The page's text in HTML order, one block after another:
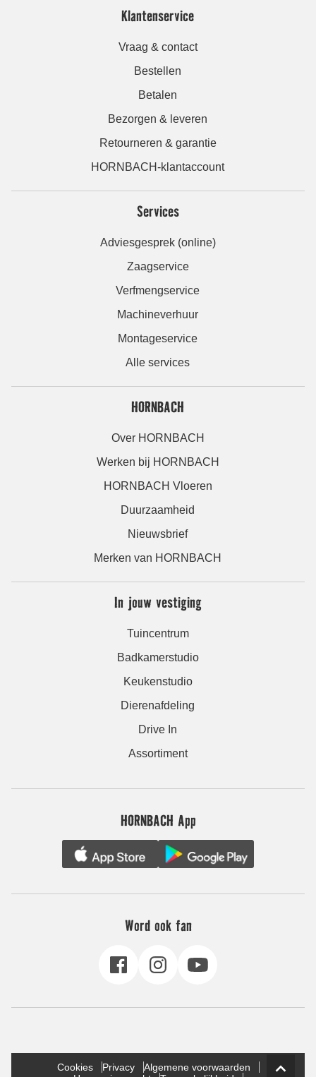
Klantenservice
Vraag & contact
Bestellen
Betalen
Bezorgen & leveren
Retourneren & garantie
HORNBACH-klantaccount
Services
Adviesgesprek (online)
Zaagservice
Verfmengservice
Machineverhuur
Montageservice
Alle services
HORNBACH
Over HORNBACH
Werken bij HORNBACH
HORNBACH Vloeren
Duurzaamheid
Nieuwsbrief
Merken van HORNBACH
In jouw vestiging
Tuincentrum
Badkamerstudio
Keukenstudio
Dierenafdeling
Drive In
Assortiment
HORNBACH App
Word ook fan
Cookies Privacy
Algemene voorwaarden